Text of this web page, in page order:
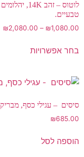
לוטוס – זהב 14K, יהלומים
טבעיים.
₪1,080.00
–
₪2,080.00
בחר אפשרויות
סיסים – עגילי כסף, מבריק
₪685.00
הוספה לסל